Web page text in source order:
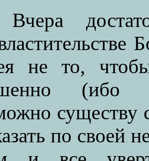
не то,
(ибо
существу
по своей